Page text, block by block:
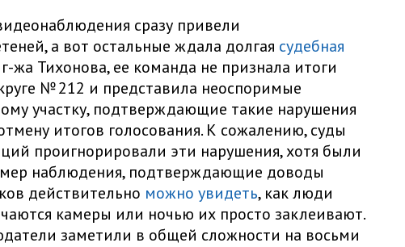
сразу привели
а вот остальные ждала долгая судебная
г-жа Тихонова, ее команда не признала итоги
№ 212 и представила неоспоримые
участку, подтверждающие такие нарушения
итогов голосования. К сожалению, суды
проигнорировали эти нарушения, хотя были
наблюдения, подтверждающие доводы
действительно можно увидеть, как люди
камеры или ночью их просто заклеивают.
заметили в общей сложности на восьми